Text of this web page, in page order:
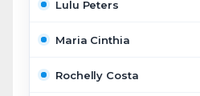
Lulu Peters
Maria Cinthia
Rochelly Costa